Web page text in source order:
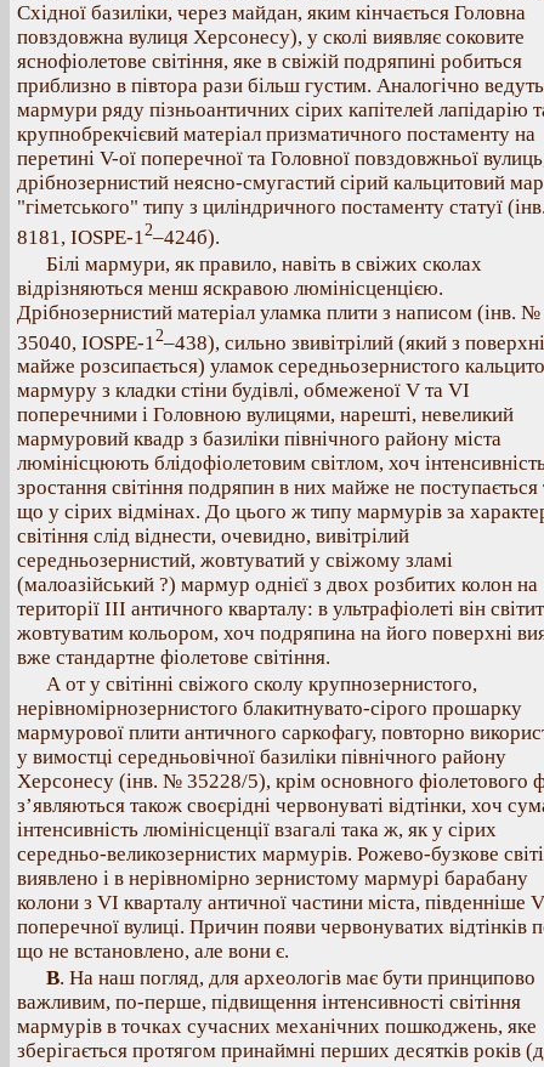
Східної базиліки, через майдан, яким кінчається Головна
повздовжна вулиця Херсонесу), у сколі виявляє соковите
яснофіолетове світіння, яке в свіжій подряпині робиться
приблизно в півтора рази більш густим. Аналогічно
мармури ряду пізньоантичних сірих капітелей лапідарію
крупнобрекчієвий матеріал призматичного постаменту на
перетині V-ої поперечної та Головної повздовжньої
дрібнозернистий неясно-смугастий сірий кальцитовий
"гіметського" типу з циліндричного постаменту статуї
8181, IOSPE-1 2–424б).
Білі мармури, як правило, навіть в свіжих сколах
відрізняються менш яскравою люмінісценцією.
Дрібнозернистий матеріал уламка плити з написом (інв. №
35040, ІOSPE-1 2–438), сильно звивітрілий (який з поверхні
майже розсипається) уламок середньозернистого
мармуру з кладки стіни будівлі, обмеженої V та VІ
поперечними і Головною вулицями, нарешті, невеликий
мармуровий квадр з базиліки північного району міста
люмінісцюють блідофіолетовим світлом, хоч
зростання світіння подряпин в них майже не поступається
що у сірих відмінах. До цього ж типу мармурів за
світіння слід віднести, очевидно, вивітрілий
середньозернистий, жовтуватий у свіжому зламі
(малоазійський ?) мармур однієї з двох розбитих колон на
території III античного кварталу: в ультрафіолеті він
жовтуватим кольором, хоч подряпина на його поверхні
вже стандартне фіолетове світіння.
А от у світінні свіжого сколу крупнозернистого,
нерівномірнозернистого блакитнувато-сірого прошарку
мармурової плити античного саркофагу, повторно
у вимостці середньовічної базиліки північного району
Херсонесу (інв. № 35228/5), крім основного фіолетового
з’являються також своєрідні червонуваті відтінки, хоч
інтенсивність люмінісценції взагалі така ж, як у сірих
середньо-великозернистих мармурів. Рожево-бузкове
виявлено і в нерівномірно зернистому мармурі барабану
колони з VІ кварталу античної частини міста, південніше V
поперечної вулиці. Причин появи червонуватих відтінків
що не встановлено, але вони є.
В. На наш погляд, для археологів має бути принципово
важливим, по-перше, підвищення інтенсивності світіння
мармурів в точках сучасних механічних пошкоджень, яке
зберігається протягом принаймні перших десятків років